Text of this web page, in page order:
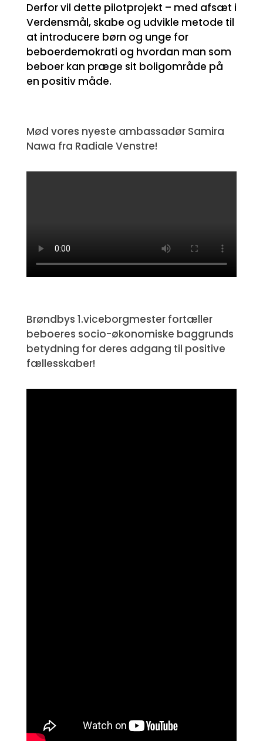
Derfor vil dette pilotprojekt – med afsæt i
Verdensmål, skabe og udvikle metode til
at introducere børn og unge for
beboerdemokrati og hvordan man som
beboer kan præge sit boligområde på
en positiv måde.
Mød vores nyeste ambassadør Samira
Nawa fra Radiale Venstre!
Brøndbys 1.viceborgmester fortæller
beboeres socio-økonomiske baggrunds
betydning for deres adgang til positive
fællesskaber!